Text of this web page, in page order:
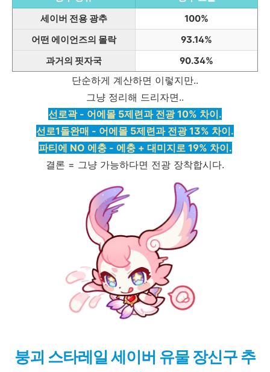
세이버 전용 광추
100%
어떤 에이언즈의 몰락
93.14%
과거의 핏자국
90.34%
단순하게 계산하면 이렇지만..
그냥 정리해 드리자면..
선로곽 - 어에몰 5제련과 전광 10% 차이.
선로1돌완매 - 어에몰 5제련과 전광 13% 차이.
파티에 NO 에충 - 에충 + 대미지로 19% 차이.
결론 = 그냥 가능하다면 전광 장착합시다.
붕괴 스타레일 세이버 유물 장신구 추